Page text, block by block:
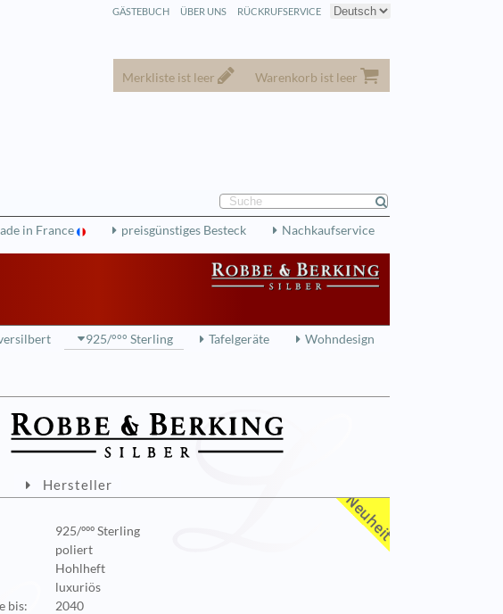
RÜCKRUFSERVICE
ÜBER UNS
GÄSTEBUCH
Merkliste ist leer Warenkorb ist leer
in France preisgünstiges Besteck Nachkaufservice
925/°°° Sterling Tafelgeräte Wohndesign
925/ººº Sterling
poliert
Hohlheft
luxuriös
bis:
2040
Hersteller